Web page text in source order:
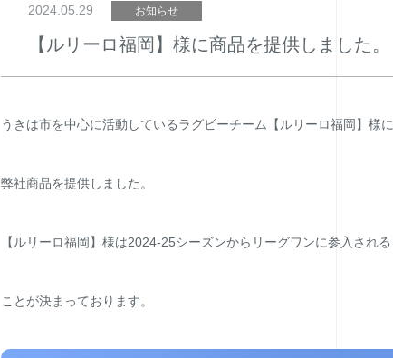
2024.05.29 お知らせ
【ルリーロ福岡】様に商品を提供しました。
うきは市を中心に活動しているラグビーチーム【ルリーロ福岡】様に
弊社商品を提供しました。
【ルリーロ福岡】様は2024-25シーズンからリーグワンに参入される
ことが決まっております。